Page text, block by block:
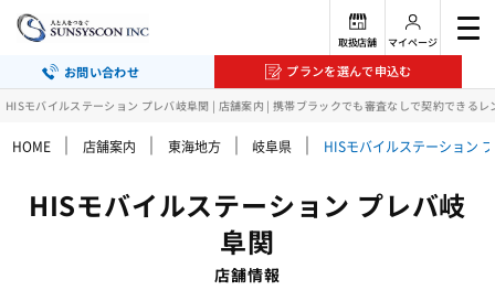
HISモバイルステーション プレバ岐阜関 | 店舗案内 | 携帯ブラックでも審査なしで契約できる
お問い合わせ プランを選んで申込む
取扱店舗 マイページ
HOME ｜ 店舗案内 ｜ 東海地方 ｜ 岐阜県 ｜ HISモバイルステーション
HISモバイルステーション プレバ岐
阜関
店舗情報